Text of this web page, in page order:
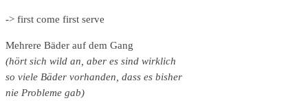
-> first come first serve
Mehrere Bäder auf dem Gang
(hört sich wild an, aber es sind wirklich
so viele Bäder vorhanden, dass es bisher
nie Probleme gab)